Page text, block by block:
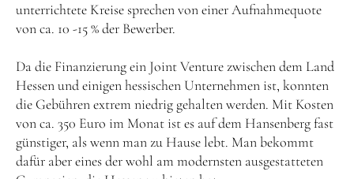
unterrichtete Kreise sprechen von einer Aufnahmequote
von ca. 10 -15 % der Bewerber.
Da die Finanzierung ein Joint Venture zwischen dem Land
Hessen und einigen hessischen Unternehmen ist, konnten
die Gebühren extrem niedrig gehalten werden. Mit Kosten
von ca. 350 Euro im Monat ist es auf dem Hansenberg fast
günstiger, als wenn man zu Hause lebt. Man bekommt
dafür aber eines der wohl am modernsten ausgestatteten